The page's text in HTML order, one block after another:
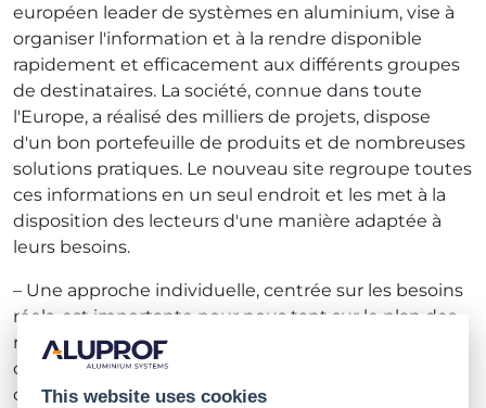
européen leader de systèmes en aluminium, vise à
organiser l'information et à la rendre disponible
rapidement et efficacement aux différents groupes
de destinataires. La société, connue dans toute
l'Europe, a réalisé des milliers de projets, dispose
d'un bon portefeuille de produits et de nombreuses
solutions pratiques. Le nouveau site regroupe toutes
ces informations en un seul endroit et les met à la
disposition des lecteurs d'une manière adaptée à
leurs besoins.
– Une approche individuelle, centrée sur les besoins
réels, est importante pour nous tant sur le plan des
réalisations de nouveaux projets que sur celui de la
collaboration avec nos partenaires ou clients. C'est
dans cet esprit que nous avons conçu notre
This website uses cookies